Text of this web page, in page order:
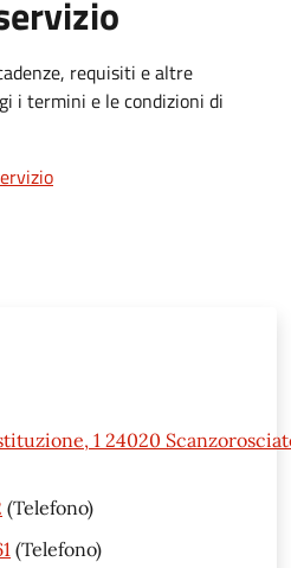
requisiti e altre
i termini e le condizioni di
1 24020
(Telefono)
(Telefono)